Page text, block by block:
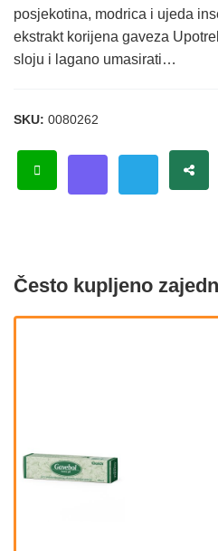
posjekotina, modrica i ujeda
ekstrakt korijena gaveza
sloju i lagano umasirati…
SKU: 0080262
Često kupljeno